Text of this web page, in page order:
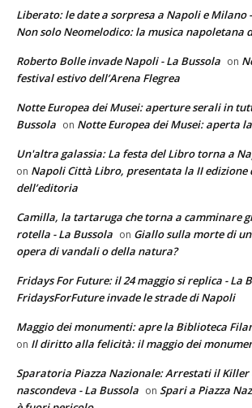
Liberato: le date a sorpresa a Napoli e Milano
Non solo Neomelodico: la musica napoletana
Roberto Bolle invade Napoli - La Bussola on
festival estivo dell’Arena Flegrea
Notte Europea dei Musei: aperture serali in
Bussola on Notte Europea dei Musei: aperta
Un'altra galassia: La festa del Libro torna a
on Napoli Città Libro, presentata la II edizione
dell’editoria
Camilla, la tartaruga che torna a camminare
rotella - La Bussola on Giallo sulla morte di
opera di vandali o della natura?
Fridays For Future: il 24 maggio si replica - La
FridaysForFuture invade le strade di Napoli
Maggio dei monumenti: apre la Biblioteca
on Il diritto alla felicità: il maggio dei
Sparatoria Piazza Nazionale: Arrestati il Killer
nascondeva - La Bussola on Spari a Piazza